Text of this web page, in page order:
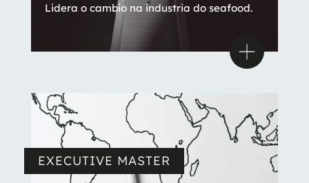
Lidera o cambio na industria do seafood.
EXECUTIVE MASTER